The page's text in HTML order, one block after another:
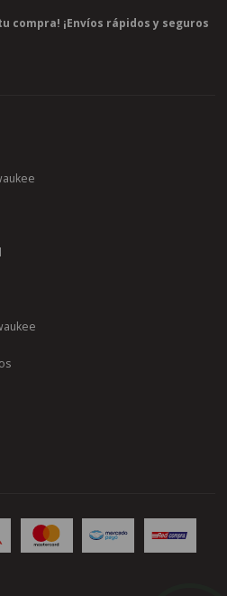
compra! ¡Envíos rápidos y seguros